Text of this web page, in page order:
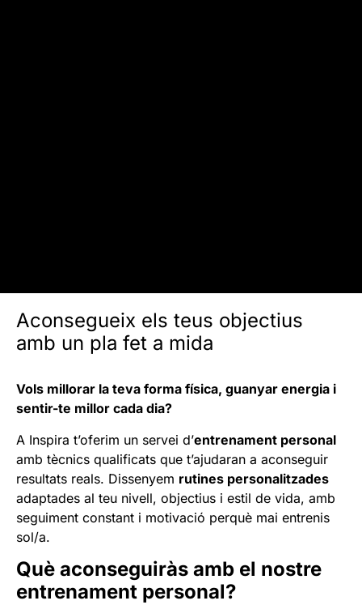
Aconsegueix els teus objectius
amb un pla fet a mida
Vols millorar la teva forma física, guanyar energia i
sentir-te millor cada dia?
A Inspira t’oferim un servei d’entrenament personal
amb tècnics qualificats que t’ajudaran a aconseguir
resultats reals. Dissenyem rutines personalitzades
adaptades al teu nivell, objectius i estil de vida, amb
seguiment constant i motivació perquè mai entrenis
sol/a.
Què aconseguiràs amb el nostre
entrenament personal?